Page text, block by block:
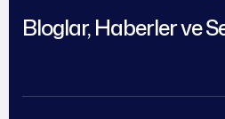
Bloglar, Haberler ve